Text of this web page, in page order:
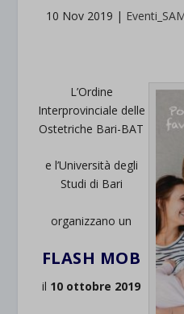
10 Nov 2019 |
L’Ordine
Interprovinciale delle
Ostetriche Bari-BAT
e l’Università degli
Studi di Bari
organizzano un
FLASH MOB
il 10 ottobre 2019